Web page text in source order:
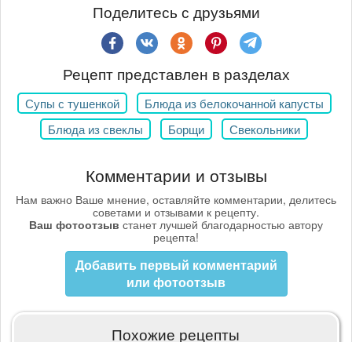
Поделитесь с друзьями
Рецепт представлен в разделах
Супы с тушенкой
Блюда из белокочанной капусты
Блюда из свеклы
Борщи Свекольники
Комментарии и отзывы
Нам важно Ваше мнение, оставляйте комментарии, делитесь
советами и отзывами к рецепту.
Ваш фотоотзыв станет лучшей благодарностью автору
рецепта!
Добавить первый комментарий
или фотоотзыв
Похожие рецепты